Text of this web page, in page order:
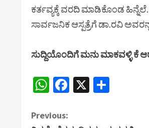
ಕರ್ತವ್ಯಕ್ಕೆ ವರದಿ ಮಾಡಿಕೊಂಡ
ಸಾರ್ವಜನಿಕ ಆಸ್ಪತ್ರೆಗೆ ಡಾ.ರವಿ
ಸುದ್ದಿಯೊಂದಿಗೆ ಮನು ಮಾಕವಳ್ಳಿ ಕೆ
WhatsApp
Facebook
X
C
Previous: